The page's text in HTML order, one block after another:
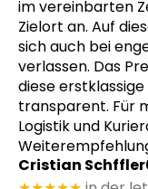
im vereinbarten
Zielort an. Auf
sich auch bei
verlassen. Das
diese
transparent. Für
Logistik und
Cristian